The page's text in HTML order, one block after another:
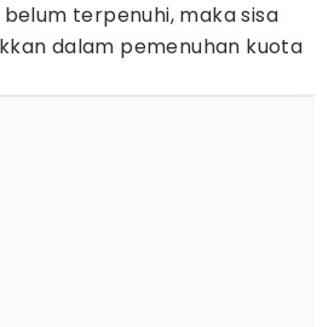
belum terpenuhi, maka sisa
dalam pemenuhan kuota